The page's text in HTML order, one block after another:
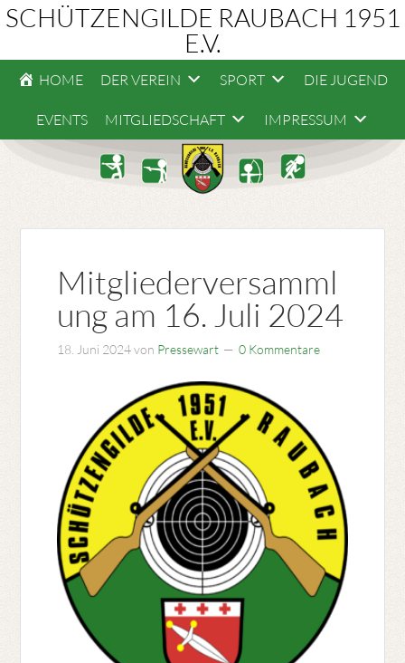
SCHÜTZENGILDE RAUBACH 1951
E.V.
HOME DER VEREIN SPORT DIE JUGEND
EVENTS MITGLIEDSCHAFT IMPRESSUM
Mitgliederversamml
ung am 16. Juli 2024
18. Juni 2024von Pressewart 0 Kommentare